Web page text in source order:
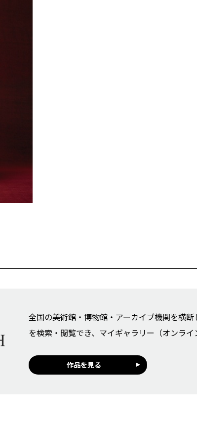
全国の美術館・博物館・アーカイブ機関を横
を検索・閲覧でき、マイギャラリー（オンライ
作品を見る